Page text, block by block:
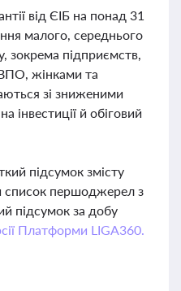
від ЄІБ на понад 31
малого, середнього
зокрема підприємств,
жінками та
зі зниженими
інвестиції й обіговий
підсумок змісту
список першоджерел з
підсумок за добу
Платформи LIGA360.